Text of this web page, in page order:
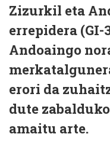
Zizurkil eta
errepidera (GI-
Andoaingo
erori da
dute
amaitu arte.